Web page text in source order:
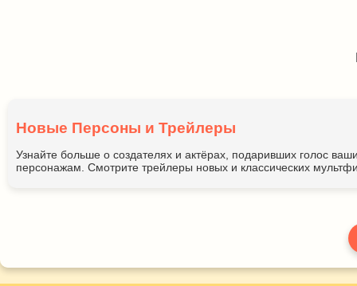
Новые Персоны и Трейлеры
Узнайте больше о создателях и актёрах, подаривших голос
персонажам. Смотрите трейлеры новых и классических